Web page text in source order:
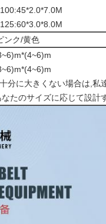
ンク/黄色
分に大きくない場合は,私
なたのサイズに応じて設計